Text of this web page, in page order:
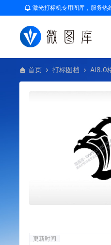
激光打标机专用图库，服务
首页 打标图档 AI8.0
更新时间